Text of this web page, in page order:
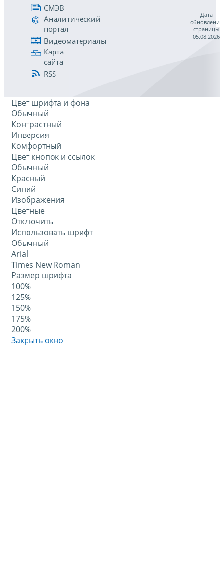
СМЭВ
Аналитический
портал
Видеоматериалы
Карта
сайта
RSS
Дата
страницы
05.08.2026
Цвет шрифта и фона
Обычный
Контрастный
Инверсия
Комфортный
Цвет кнопок и ссылок
Обычный
Красный
Синий
Изображения
Цветные
Отключить
Использовать шрифт
Обычный
Arial
Times New Roman
Размер шрифта
100%
125%
150%
175%
200%
Закрыть окно